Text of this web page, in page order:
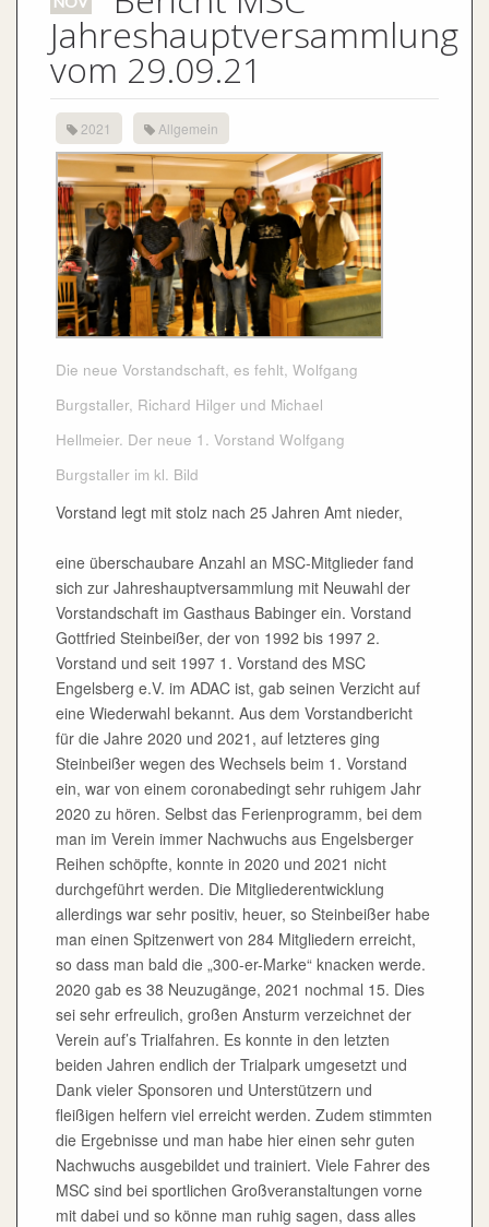
Jahreshauptversammlung
vom 29.09.21
2021 Allgemein
Die neue Vorstandschaft, es fehlt, Wolfgang
Burgstaller, Richard Hilger und Michael
Hellmeier. Der neue 1. Vorstand Wolfgang
Burgstaller im kl. Bild
Vorstand legt mit stolz nach 25 Jahren Amt nieder,
eine überschaubare Anzahl an MSC-Mitglieder fand
sich zur Jahreshauptversammlung mit Neuwahl der
Vorstandschaft im Gasthaus Babinger ein. Vorstand
Gottfried Steinbeißer, der von 1992 bis 1997 2.
Vorstand und seit 1997 1. Vorstand des MSC
Engelsberg e.V. im ADAC ist, gab seinen Verzicht auf
eine Wiederwahl bekannt. Aus dem Vorstandbericht
für die Jahre 2020 und 2021, auf letzteres ging
Steinbeißer wegen des Wechsels beim 1. Vorstand
ein, war von einem coronabedingt sehr ruhigem Jahr
2020 zu hören. Selbst das Ferienprogramm, bei dem
man im Verein immer Nachwuchs aus Engelsberger
Reihen schöpfte, konnte in 2020 und 2021 nicht
durchgeführt werden. Die Mitgliederentwicklung
allerdings war sehr positiv, heuer, so Steinbeißer habe
man einen Spitzenwert von 284 Mitgliedern erreicht,
so dass man bald die „300-er-Marke“ knacken werde.
2020 gab es 38 Neuzugänge, 2021 nochmal 15. Dies
sei sehr erfreulich, großen Ansturm verzeichnet der
Verein auf’s Trialfahren. Es konnte in den letzten
beiden Jahren endlich der Trialpark umgesetzt und
Dank vieler Sponsoren und Unterstützern und
fleißigen helfern viel erreicht werden. Zudem stimmten
die Ergebnisse und man habe hier einen sehr guten
Nachwuchs ausgebildet und trainiert. Viele Fahrer des
MSC sind bei sportlichen Großveranstaltungen vorne
mit dabei und so könne man ruhig sagen, dass alles